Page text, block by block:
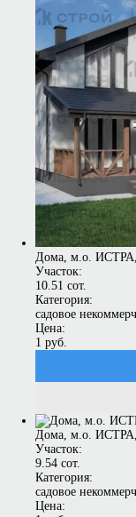
Дома, м.о.
Участок:
10.51 сот.
Категория:
садовое
Цена:
1 руб.
Дома, м.о.
Участок:
9.54 сот.
Категория:
садовое
Цена: